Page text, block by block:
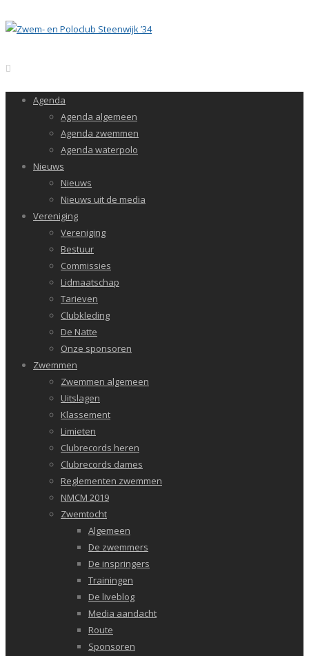
Agenda
Agenda algemeen
Agenda zwemmen
Agenda waterpolo
Nieuws
Nieuws
Nieuws uit de media
Vereniging
Vereniging
Bestuur
Commissies
Lidmaatschap
Tarieven
Clubkleding
De Natte
Onze sponsoren
Zwemmen
Zwemmen algemeen
Uitslagen
Klassement
Limieten
Clubrecords heren
Clubrecords dames
Reglementen zwemmen
NMCM 2019
Zwemtocht
Algemeen
De zwemmers
De inspringers
Trainingen
De liveblog
Media aandacht
Route
Sponsoren